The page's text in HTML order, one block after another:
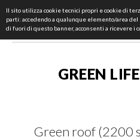
GREEN
Green roof (2200
Il sito utilizza cookie tecnici propri e cookie di
parti: accedendo a qualunque elemento/area del
di fuori di questo banner, acconsenti a ricevere i